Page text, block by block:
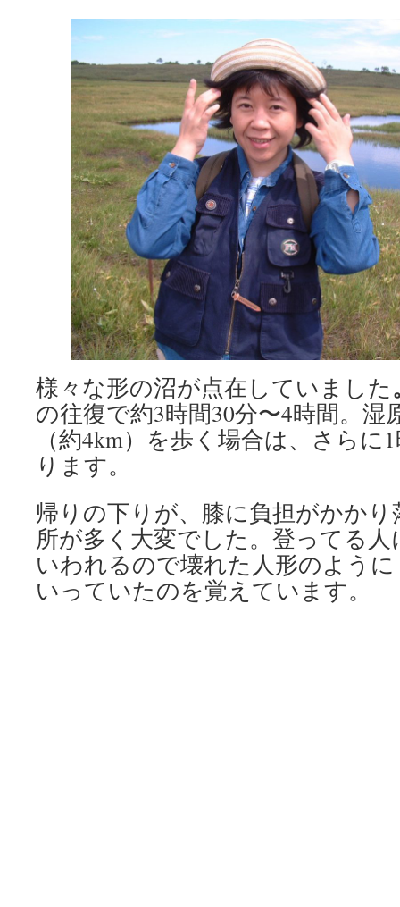
様々な形の沼が点在していました
の往復で約3時間30分〜4時間。湿
（約4km）を歩く場合は、さらに
ります。
帰りの下りが、膝に負担がかか
所が多く大変でした。登ってる
いわれるので壊れた人形のよう
いっていたのを覚えています。